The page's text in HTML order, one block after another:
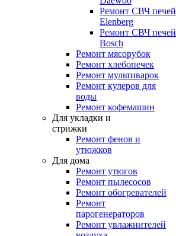
Ремонт СВЧ печей
Elenberg
Ремонт СВЧ печей
Bosch
Ремонт мясорубок
Ремонт хлебопечек
Ремонт мультиварок
Ремонт кулеров для
воды
Ремонт кофемашин
Для укладки и
стрижки
Ремонт фенов и
утюжков
Для дома
Ремонт утюгов
Ремонт пылесосов
Ремонт обогревателей
Ремонт
парогенераторов
Ремонт увлажнителей